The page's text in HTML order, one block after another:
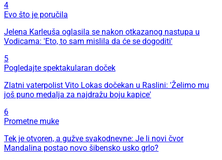
4
Evo što je poručila
Jelena Karleuša oglasila se nakon otkazanog nastupa u
Vodicama: 'Eto, to sam mislila da će se dogoditi'
5
Pogledajte spektakularan doček
Zlatni vaterpolist Vito Lokas dočekan u Raslini: 'Želimo mu
još puno medalja za najdražu boju kapice'
6
Prometne muke
Tek je otvoren, a gužve svakodnevne: Je li novi čvor
Mandalina postao novo šibensko usko grlo?